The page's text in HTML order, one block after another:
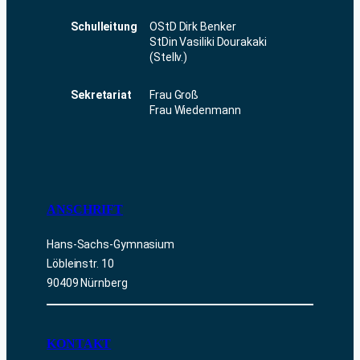
Schulleitung
OStD Dirk Benker
StDin Vasiliki Dourakaki
(Stellv.)
Sekretariat
Frau Groß
Frau Wiedenmann
ANSCHRIFT
Hans-Sachs-Gymnasium
Löbleinstr. 10
90409 Nürnberg
KONTAKT